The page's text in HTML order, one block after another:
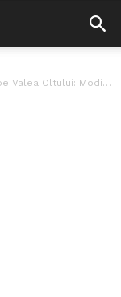
Modificări în circulația rutieră